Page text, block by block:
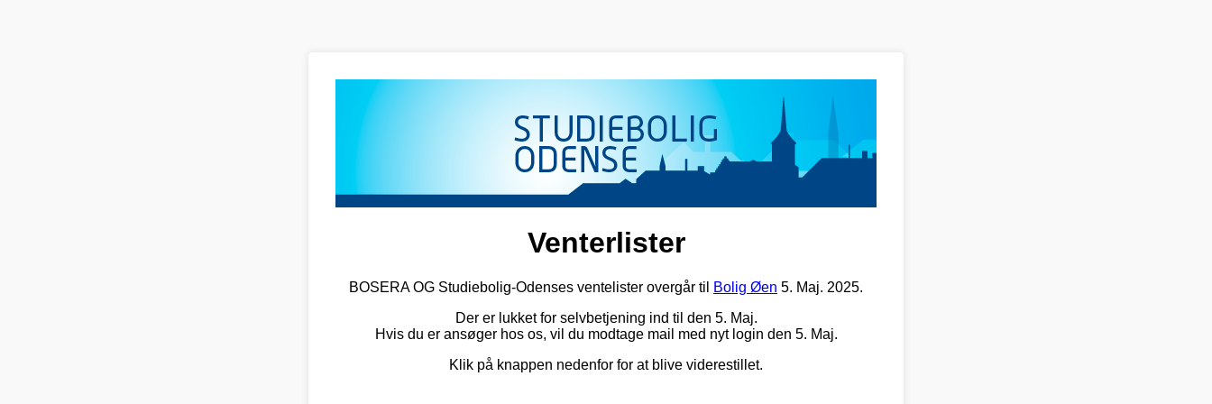
Venterlister
BOSERA OG Studiebolig-Odenses ventelister overgår til Bolig Øen 5. Maj. 2025.
Der er lukket for selvbetjening ind til den 5. Maj.
Hvis du er ansøger hos os, vil du modtage mail med nyt login den 5. Maj.
Klik på knappen nedenfor for at blive viderestillet.